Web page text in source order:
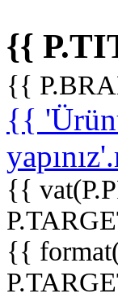
{{
{{
{{
{{
{{